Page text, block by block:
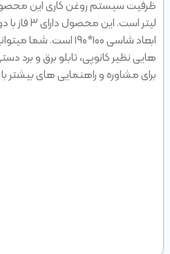
ابعاد شاسی ۱۰۰*۱۹۰
هایی نظیر کانوپی، تابلو برق و برد
برای مشاوره و راهنمایی های بیشتر